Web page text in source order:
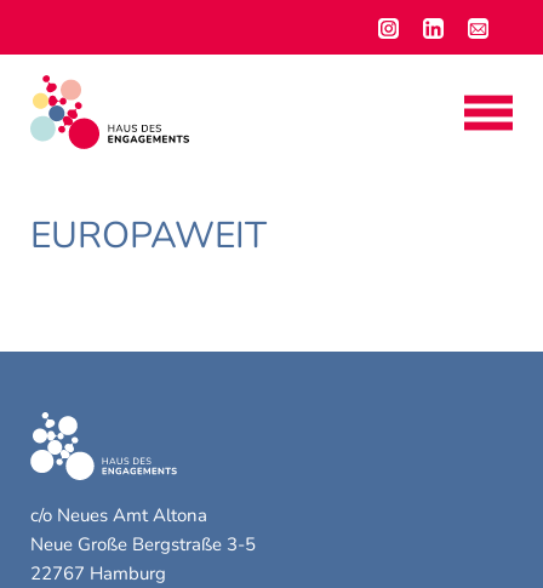
EUROPAWEIT
c/o Neues Amt Altona
Neue Große Bergstraße 3-5
22767 Hamburg